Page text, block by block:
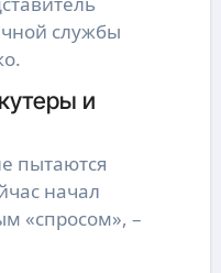
службы
и
пытаются
начал
«спросом», –